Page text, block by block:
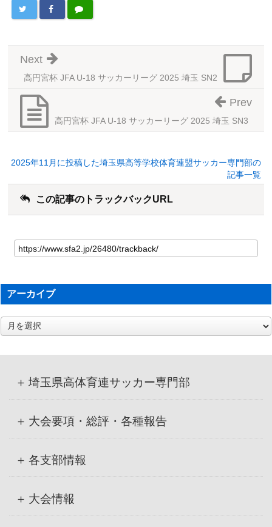
高円宮杯 JFA U-18 サッカーリーグ 2025 埼玉 SN2
Next
高円宮杯 JFA U-18 サッカーリーグ 2025 埼玉 SN3
Prev
2025年11月に投稿した埼玉県高等学校体育連盟サッカー専門部の
記事一覧
この記事のトラックバックURL
アーカイブ
ア
ー
埼玉県高体育連サッカー専門部
大会要項・総評・各種報告
各支部情報
大会情報